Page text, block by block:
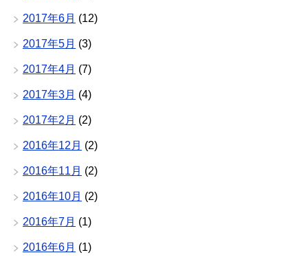
2017年6月 (12)
2017年5月 (3)
2017年4月 (7)
2017年3月 (4)
2017年2月 (2)
2016年12月 (2)
2016年11月 (2)
2016年10月 (2)
2016年7月 (1)
2016年6月 (1)